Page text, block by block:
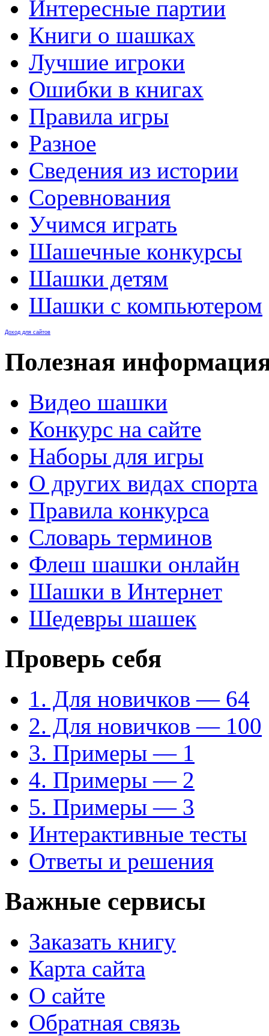
Интересные партии
Книги о шашках
Лучшие игроки
Ошибки в книгах
Правила игры
Разное
Сведения из истории
Соревнования
Учимся играть
Шашечные конкурсы
Шашки детям
Шашки с компьютером
Доход для сайтов
Полезная
Видео шашки
Конкурс на сайте
Наборы для игры
О других видах спорта
Правила конкурса
Словарь терминов
Флеш шашки онлайн
Шашки в Интернет
Шедевры шашек
Проверь себя
1. Для новичков — 64
2. Для новичков — 100
3. Примеры — 1
4. Примеры — 2
5. Примеры — 3
Интерактивные тесты
Ответы и решения
Важные сервисы
Заказать книгу
Карта сайта
О сайте
Обратная связь